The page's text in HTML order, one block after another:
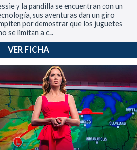
y la pandilla se encuentran con un
sus aventuras dan un giro
por demostrar que los juguetes
se limitan a c...
VER FICHA